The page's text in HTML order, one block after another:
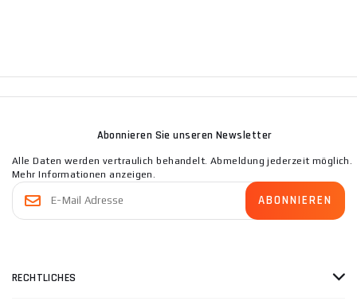
Abonnieren Sie unseren Newsletter
Alle Daten werden vertraulich behandelt. Abmeldung jederzeit möglich.
Mehr Informationen anzeigen.
RECHTLICHES